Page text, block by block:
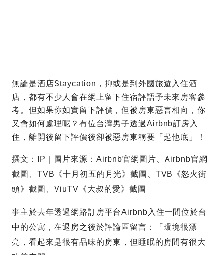
無論是酒店Staycation，抑或是到外國旅遊入住酒
店，都有不少人會在網上留下住宿評語予未來房客參
考。但如果你如實留下評價，但被房東惡言相向，你
又會如何處理呢？有位台灣男子透過Airbnb訂房入
住，離開後留下評價後卻被惡房東稱要「起他底」！
撰文：IP｜圖片來源：Airbnb官網圖片、Airbnb官網
截圖、TVB《十月初五的月光》截圖、TVB《怒火街
頭》截圖、ViuTV《大叔的愛》截圖
事主於去年透過網路訂房平台Airbnb入住一間位於台
中的公寓，在退房之後於評論區留言：「環境很漂
亮，看起來是很有品味的房東，但睡眠的房間有很大